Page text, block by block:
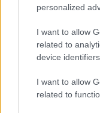
personalized
I want to allow
related to
device
I want to allow
related to
Βασίλης
αστυνομία» -
αγρότης
Ιατρόπουλος -
τον τελικό